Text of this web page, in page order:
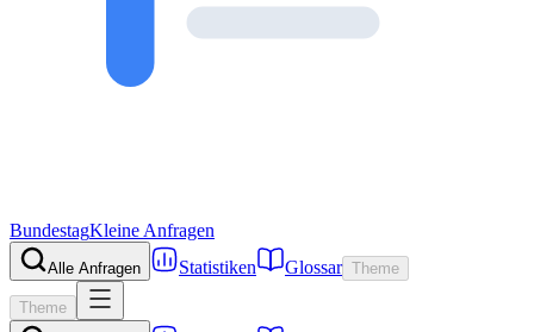
BundestagKleine Anfragen
Alle Anfragen Statistiken Glossar Theme
Theme